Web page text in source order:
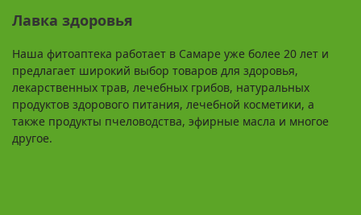
Лавка здоровья
Наша фитоаптека работает в Самаре уже более 20 лет и
предлагает широкий выбор товаров для здоровья,
лекарственных трав, лечебных грибов, натуральных
продуктов здорового питания, лечебной косметики, а
также продукты пчеловодства, эфирные масла и многое
другое.